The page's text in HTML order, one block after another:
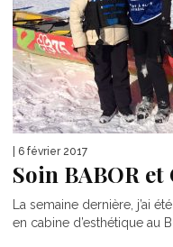
| 6 février 2017
Soin BABOR
La semaine dernière, j’ai
en cabine d’esthétique au